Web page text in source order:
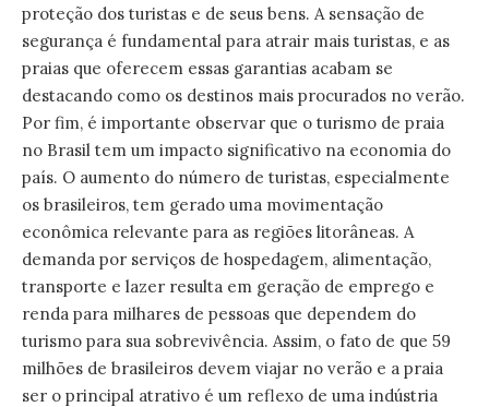
proteção dos turistas e de seus bens. A sensação de
segurança é fundamental para atrair mais turistas, e as
praias que oferecem essas garantias acabam se
destacando como os destinos mais procurados no verão.
Por fim, é importante observar que o turismo de praia
no Brasil tem um impacto significativo na economia do
país. O aumento do número de turistas, especialmente
os brasileiros, tem gerado uma movimentação
econômica relevante para as regiões litorâneas. A
demanda por serviços de hospedagem, alimentação,
transporte e lazer resulta em geração de emprego e
renda para milhares de pessoas que dependem do
turismo para sua sobrevivência. Assim, o fato de que 59
milhões de brasileiros devem viajar no verão e a praia
ser o principal atrativo é um reflexo de uma indústria